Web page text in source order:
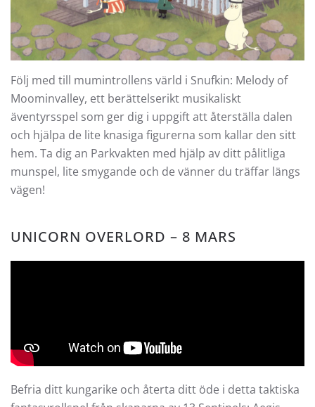
Följ med till mumintrollens värld i Snufkin: Melody of
Moominvalley, ett berättelserikt musikaliskt
äventyrsspel som ger dig i uppgift att återställa dalen
och hjälpa de lite knasiga figurerna som kallar den sitt
hem. Ta dig an Parkvakten med hjälp av ditt pålitliga
munspel, lite smygande och de vänner du träffar längs
vägen!
UNICORN OVERLORD – 8 MARS
Befria ditt kungarike och återta ditt öde i detta taktiska